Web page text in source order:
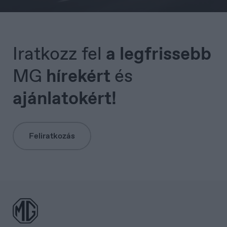
Iratkozz fel a legfrissebb
MG hírekért és
ajánlatokért!
Feliratkozás